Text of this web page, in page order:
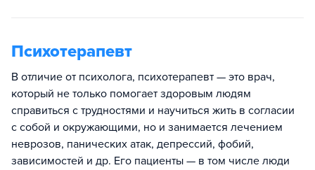
Психотерапевт
В отличие от психолога, психотерапевт — это врач,
который не только помогает здоровым людям
справиться с трудностями и научиться жить в согласии
с собой и окружающими, но и занимается лечением
неврозов, панических атак, депрессий, фобий,
зависимостей и др. Его пациенты — в том числе люди